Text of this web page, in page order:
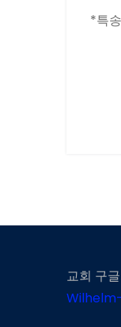
*특
교회 구